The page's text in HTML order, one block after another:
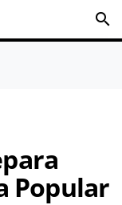
search
Popular